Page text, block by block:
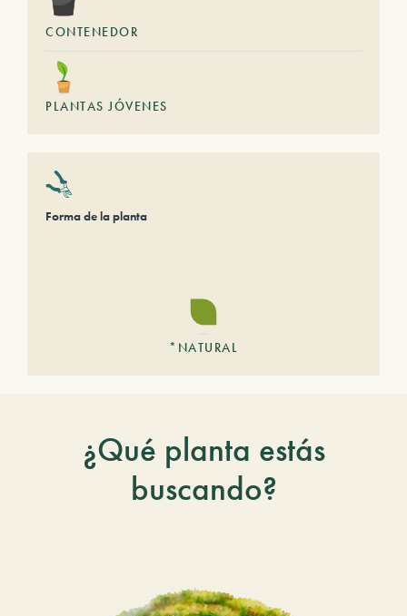
CONTENEDOR
PLANTAS JÓVENES
Forma de la planta
*NATURAL
¿Qué planta estás
buscando?